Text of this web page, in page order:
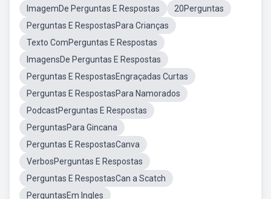
ImagemDe Perguntas E Respostas
20Perguntas
Perguntas E RespostasPara Crianças
Texto ComPerguntas E Respostas
ImagensDe Perguntas E Respostas
Perguntas E RespostasEngraçadas Curtas
Perguntas E RespostasPara Namorados
PodcastPerguntas E Respostas
PerguntasPara Gincana
Perguntas E RespostasCanva
VerbosPerguntas E Respostas
Perguntas E RespostasCan a Scatch
PerguntasEm Ingles